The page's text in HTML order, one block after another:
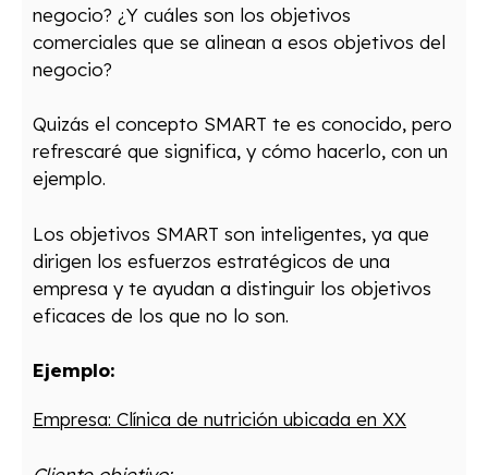
negocio? ¿Y cuáles son los objetivos
comerciales que se alinean a esos objetivos del
negocio?
Quizás el concepto SMART te es conocido, pero
refrescaré que significa, y cómo hacerlo, con un
ejemplo.
Los objetivos SMART son inteligentes, ya que
dirigen los esfuerzos estratégicos de una
empresa y te ayudan a distinguir los objetivos
eficaces de los que no lo son.
Ejemplo:
Empresa: Clínica de nutrición ubicada en XX